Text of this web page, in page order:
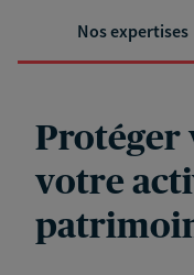
Nos expertises
Protéger
votre